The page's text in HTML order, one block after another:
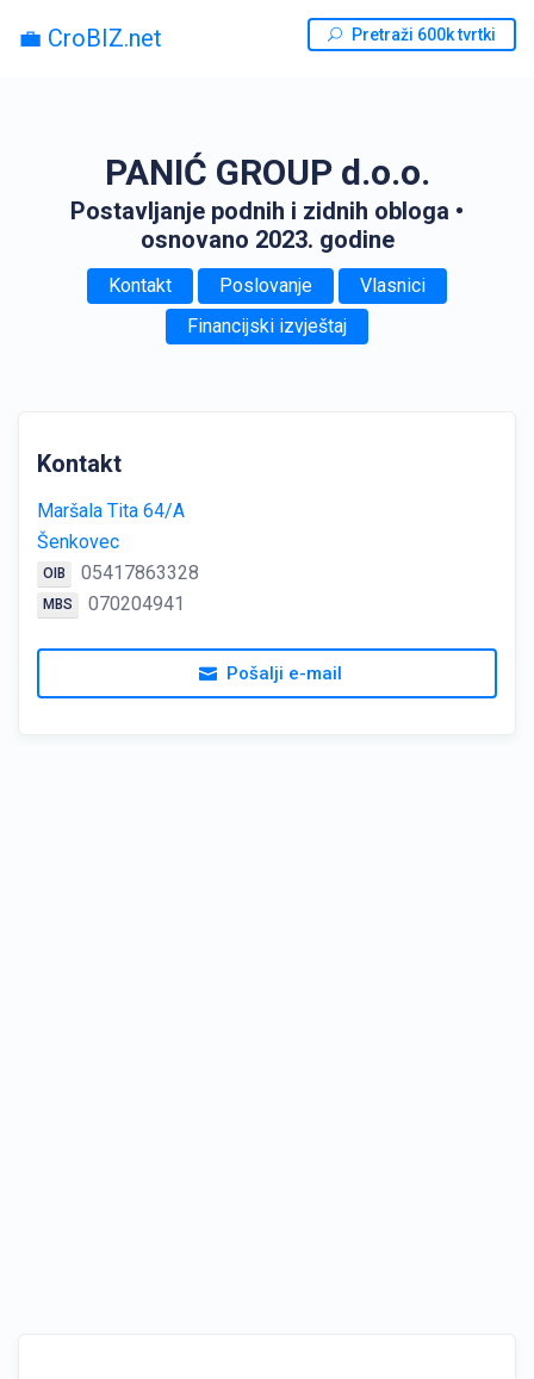
💼 CroBIZ.net Pretraži 600k tvrtki
PANIĆ GROUP d.o.o.
Postavljanje podnih i zidnih obloga •
osnovano 2023. godine
Kontakt Poslovanje
Vlasnici
Financijski izvještaj
Kontakt
Maršala Tita 64/A
Šenkovec
OIB 05417863328
MBS 070204941
Pošalji e-mail